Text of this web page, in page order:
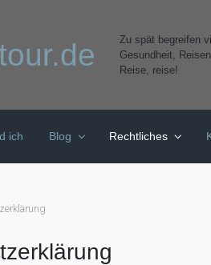
Zu spät begreifen
Gesundheit,
Reise, reise!
ich Blog Rechtliches